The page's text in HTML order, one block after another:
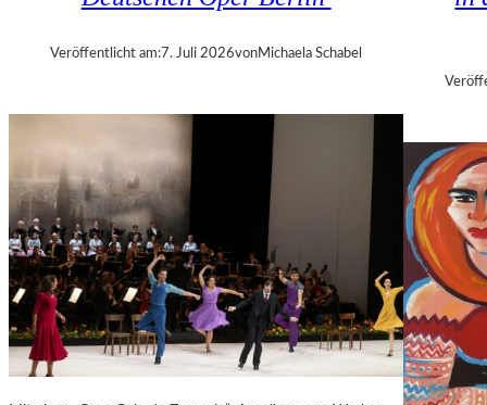
T
O
N
Z
E
R
K
R
I
I
N
H
V
I
L
I
I
N
B
E
Veröffentlicht am:7. Juli 2026vonMichaela Schabel